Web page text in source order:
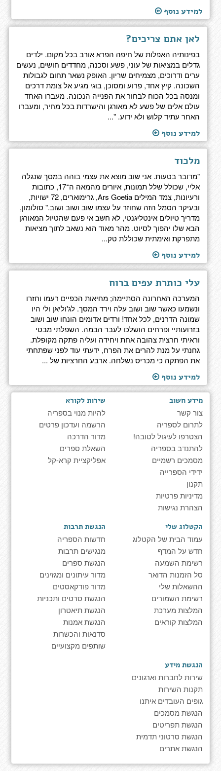
למידע נוסף
לאן אתם צריכים?
בפינותיה האפלות של חיפה הפרא אורב בכל מקום. ילדים
גדלים במציאות של עוני, פשע וסכנה, מחדדים חושים, נעשים
ערים ודרוכים, מצמיחים שריון. האופק נשאר תחום לגבולות
השכונה. קיץ אחד, פרוע ומסוכן, בוגי מגיע אל צומת דרכים
ומנסה בכל הכוח לבחור את הפנייה הנכונה. מעברו האחד
עולם אלים של פשע לא מאורגן והישרדות בכל מחיר, ומעברו
האחר עתיד קלוש ולא ידוע. "...
למידע נוסף
מלכוד
"מדובר בטעות. אני שוב מוצא את עצמי בוהה במסך שנגלה
אליי, שכולל שלל תמונות, איורים מהמאה ה־17, כתובות
ורעיונות, צמד המילים Ars Goetia, גרימוארים, 72 ישויות,
ובעיקר הסמל הזה שחוזר על עצמו שוב ושוב ושוב." סולומון,
מדריך טיולים אינטליגנטי, לא חשב אי פעם שהטיול המאורגן
הבא שלו יהפוך לסיוט. מהר מאוד הוא נשאב לתוך מציאות
מתפרקת ואימתית שכוללת טק...
למידע נוסף
עלי כותרת עפים ברוח
המערכה האחרונה הסתיימה; מחיאות הכפיים רעמו וחזרו
ונשמעו כאשר שוב ושוב עלה וירד המסך. לג'וליאן ולי היו
שמונה הדרנים, לכל אחד! ורדים אדומים הונחו שוב ושוב
בזרועותיי ופרחים הושלכו לעבר הבמה. השפלתי מבטי
וראיתי חרצית צהובה אחת ויחידה ועליה פתקה מקופלת.
גחנתי על מנת להרים את הפרח, ידעתי עוד לפני שפתחתי
את הפתקה כי מכריס נשלחה. ארבע החרציות של ...
למידע נוסף
מידע חשוב
צור קשר
לתרום לספריה
הצטרפו לעיגול לטובה!
להתנדב בספריה
מסמכים רשמיים
ידידי הספרייה
תקנון
מדיניות פרטיות
הצהרת נגישות
שירות לקורא
להיות מנוי בספריה
הרשמה ועדכון פרטים
מדור הדרכה
השאלת ספרים
אפליקציית קרא-קל
הקטלוג שלי
עמוד הבית של הקטלוג
חדש על המדף
רשימת השמעה
סל הזמנות הדואר
ההשאלות שלי
רשימת השמורים
המלצות מערכת
המלצות קוראים
הנגשת תרבות
חדשות הספריה
מנגישים תרבות
הנגשת ספרים
מדור עיתונים ומגזינים
מדור פודקאסטים
הנגשת סרטים ותכניות
הנגשת תיאטרון
הנגשת אמנות
סדנאות והכשרות
שותפים מקצועיים
הנגשת מידע
שירות לחברות וארגונים
תקנות השירות
גופים העובדים איתנו
הנגשת מסמכים
הנגשת תפריטים
הנגשת סרטוני תדמית
הנגשת אתרים